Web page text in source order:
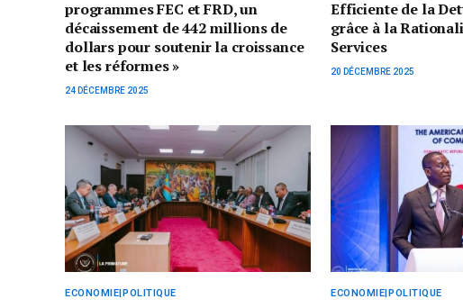
programmes FEC et FRD, un
décaissement de 442 millions de
dollars pour soutenir la croissance
et les réformes »
24 DÉCEMBRE 2025
Efficiente de la
grâce à la
Services
20 DÉCEMBRE 2025
ECONOMIE|POLITIQUE ECONOMIE|POLITIQUE